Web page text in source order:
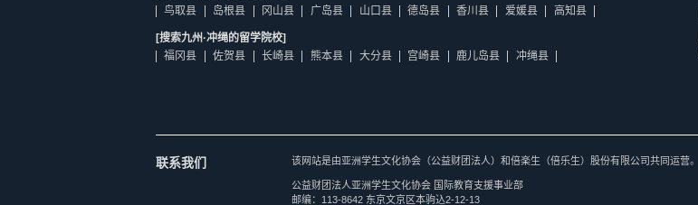
鸟取县
岛根县 冈山县 广岛县 山口县 德岛县 香川县 爱媛县 高知县
[搜索九州·冲绳的留学院校]
福冈县
佐贺县 长崎县 熊本县 大分县 宫崎县 鹿儿岛县 冲绳县
联系我们 该网站是由亚洲学生文化协会（公益财团法人）和倍楽生（倍乐生）股份有限公司共同运营。
公益财团法人亚洲学生文化协会 国际教育支援事业部
邮编：113-8642 东京文京区本驹込2-12-13